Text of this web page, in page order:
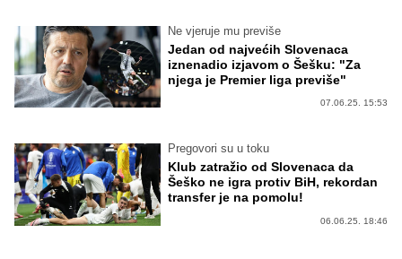
Ne vjeruje mu previše
Jedan od najvećih Slovenaca
iznenadio izjavom o Šešku: "Za
njega je Premier liga previše"
07.06.25. 15:53
Pregovori su u toku
Klub zatražio od Slovenaca da
Šeško ne igra protiv BiH, rekordan
transfer je na pomolu!
06.06.25. 18:46